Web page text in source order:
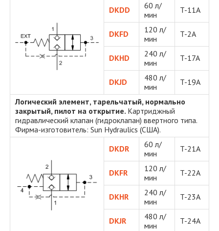
DKDD
60 л/
мин
T-11A
DKFD
120 л/
мин
T-2A
DKHD
240 л/
мин
T-17A
DKJD
480 л/
мин
T-19A
Логический элемент, тарельчатый, нормально
закрытый, пилот на открытие. Картриджный
гидравлический клапан (гидроклапан) ввертного типа.
Фирма-изготовитель: Sun Hydraulics (США).
DKDR
60 л/
мин
T-21A
DKFR
120 л/
мин
T-22A
DKHR
240 л/
мин
T-23A
DKJR
480 л/
мин
T-24A